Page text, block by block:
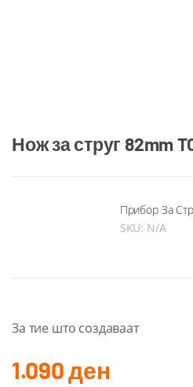
Нож за струг 82mm
Прибор За
SKU: N/A
За тие што создаваат
1.090ден